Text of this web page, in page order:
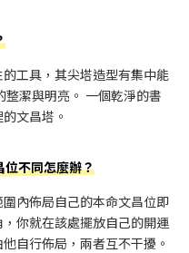
工具，其尖塔造型有集中能
潔與明亮。 一個乾淨的書
文昌塔。
位不同怎麼辦？
內佈局自己的本命文昌位即
你就在該處擺放自己的開運
自行佈局，兩者互不干擾。